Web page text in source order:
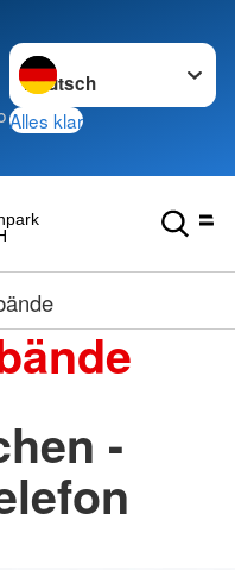
Sprache wechseln zu
Alles klar
-